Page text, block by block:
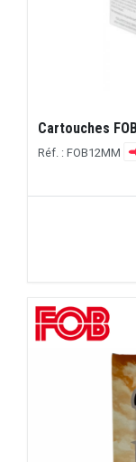
Cartouches
Réf. : FOB12MM